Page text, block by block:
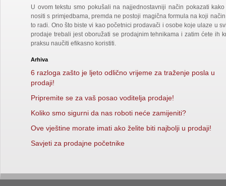
U ovom tekstu smo pokušali na najjednostavniji način pokazati
nositi s primjedbama, premda ne postoji magična formula na koji
to radi. Ono što biste vi kao početnici prodavači i osobe koje ulaze u
prodaje trebali jest oboružati se prodajnim tehnikama i zatim ćete ih
praksu naučiti efikasno koristiti.
Arhiva
6 razloga zašto je ljeto odlično vrijeme za traženje posla u
prodaji!
Pripremite se za vaš posao voditelja prodaje!
Koliko smo sigurni da nas roboti neće zamijeniti?
Ove vještine morate imati ako želite biti najbolji u prodaji!
Savjeti za prodajne početnike